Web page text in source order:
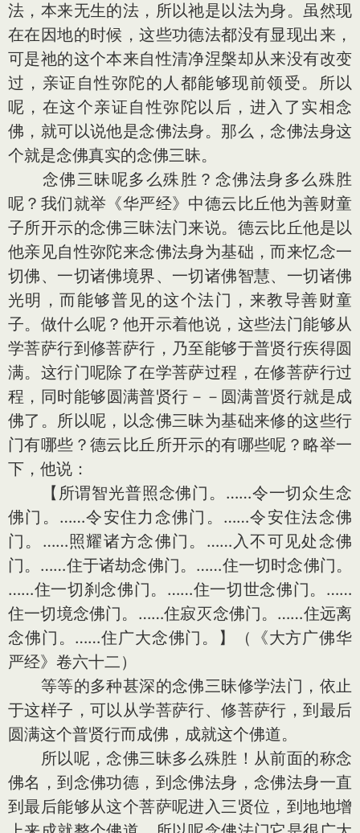
法，本来无生的法，所以祂是以法为身。虽然现
在在因地的时候，这些功德法都没有显现出来，
可是祂的这个本来自性清净涅槃却从来没有改变
过，亲证自性弥陀的人都能够现前领受。所以
呢，在这个亲证自性弥陀以后，进入了实相念
佛，就可以说他是念佛法身。那么，念佛法身这
个就是念佛真实的念佛三昧。
念佛三昧呢多么殊胜？念佛法身多么殊胜
呢？我们就举《华严经》中德云比丘他为善财童
子所开示的念佛三昧法门来说。德云比丘他是以
他亲见自性弥陀来念佛法身为基础，而来忆念一
切佛、一切诸佛境界、一切诸佛智慧、一切诸佛
光明，而能够普见的这个法门，来教导善财童
子。做什么呢？他开示着他说，这些法门能够从
学菩萨行到修菩萨行，乃至能够于普贤行疾得圆
满。这行门呢除了在学菩萨过程，在修菩萨行过
程，同时能够圆满普贤行－－圆满普贤行就是成
佛了。所以呢，以念佛三昧为基础来修的这些行
门有哪些？德云比丘所开示的有哪些呢？略举一
下，他说：
【所谓智光普照念佛门。……令一切众生念
佛门。……令安住力念佛门。……令安住法念佛
门。……照耀诸方念佛门。……入不可见处念佛
门。……住于诸劫念佛门。……住一切时念佛门。
……住一切刹念佛门。……住一切世念佛门。……
住一切境念佛门。……住寂灭念佛门。……住远离
念佛门。……住广大念佛门。】（《大方广佛华
严经》卷六十二）
等等的多种甚深的念佛三昧修学法门，依止
于这样子，可以从学菩萨行、修菩萨行，到最后
圆满这个普贤行而成佛，成就这个佛道。
所以呢，念佛三昧多么殊胜！从前面的称念
佛名，到念佛功德，到念佛法身，念佛法身一直
到最后能够从这个菩萨呢进入三贤位，到地地增